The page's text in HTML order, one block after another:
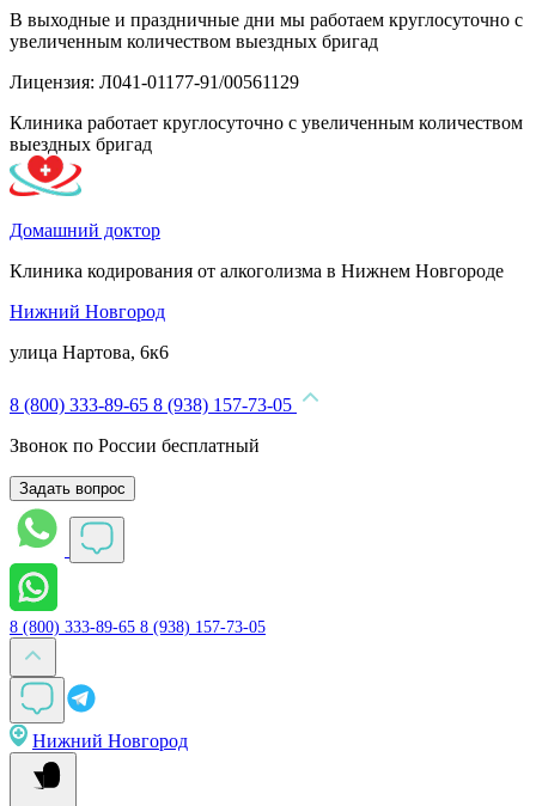
В выходные и праздничные дни мы работаем круглосуточно с
увеличенным количеством выездных бригад
Лицензия: Л041-01177-91/00561129
Клиника работает круглосуточно с увеличенным количеством
выездных бригад
Домашний доктор
Клиника кодирования от алкоголизма в Нижнем Новгороде
Нижний Новгород
улица Нартова, 6к6
8 (800) 333-89-65 8 (938) 157-73-05
Звонок по России бесплатный
Задать вопрос
8 (800) 333-89-65 8 (938) 157-73-05
Нижний Новгород